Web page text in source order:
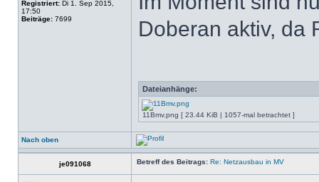
Registriert: Di 1. Sep 2015,
17:50
Beiträge: 7699
Doberan aktiv, da
Dateianhänge:
11Bmv.png [ 23.44 KiB | 1057-mal betrachtet ]
Nach oben
je091068 Betreff des Beitrags: Re: Netzausbau in MV